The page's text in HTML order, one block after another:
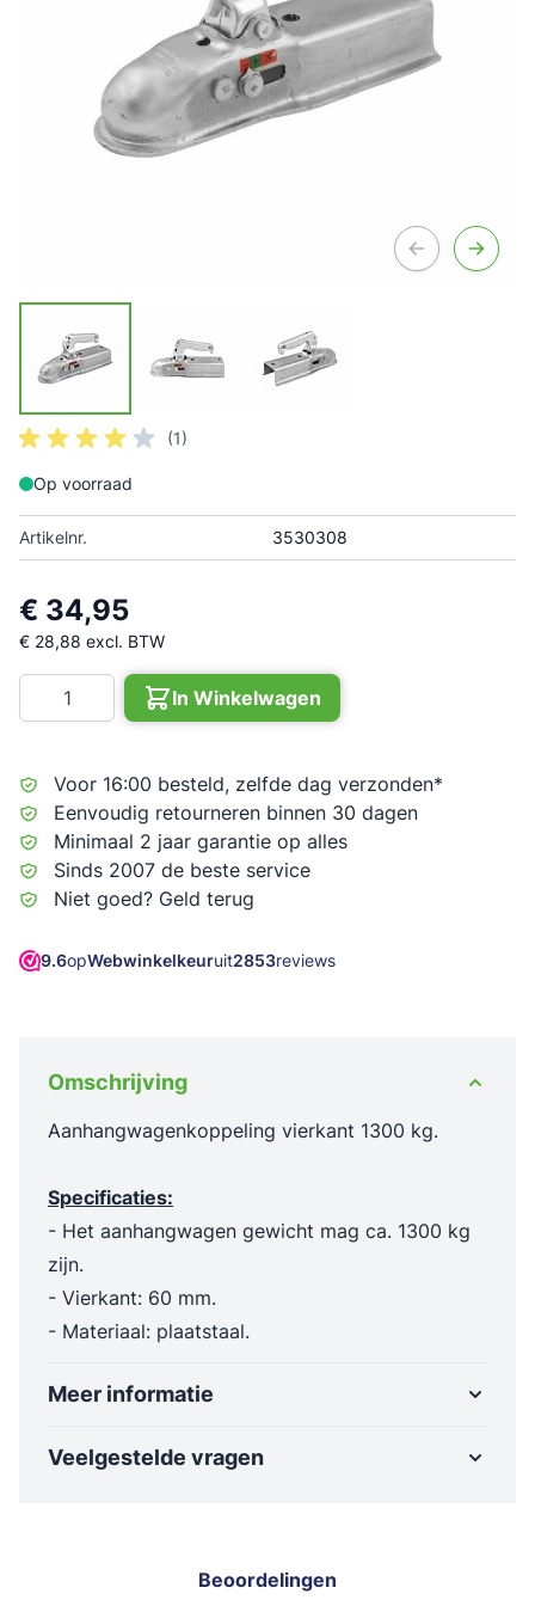
(1)
Op voorraad
Artikelnr. 3530308
€ 34,95
€ 28,88 excl. BTW
Aantal
In Winkelwagen
Voor 16:00 besteld, zelfde dag verzonden*
Eenvoudig retourneren binnen 30 dagen
Minimaal 2 jaar garantie op alles
Sinds 2007 de beste service
Niet goed? Geld terug
9.6opWebwinkelkeuruit2853reviews
Omschrijving
Aanhangwagenkoppeling vierkant 1300 kg.
Specificaties:
- Het aanhangwagen gewicht mag ca. 1300 kg
zijn.
- Vierkant: 60 mm.
- Materiaal: plaatstaal.
Meer informatie
Veelgestelde vragen
Beoordelingen